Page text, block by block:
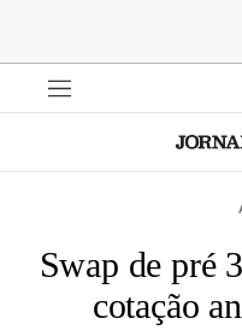
Swap de pré
cotação